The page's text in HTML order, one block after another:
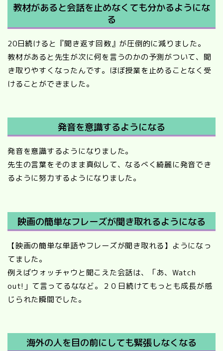
教材があると会話を止めなくても分かるようにな
る
20日続けると『聞き返す回数』が圧倒的に減りました。
教材があると先生が次に何を言うのかの予測がついて、聞
き取りやすくなったんです。ほぼ授業を止めることなく受
けることができました。
発音を意識するようになる
発音を意識するようになりました。
先生の言葉をそのまま真似して、なるべく綺麗に発音でき
るように努力するようになりました。
映画の簡単なフレーズが聞き取れるようになる
【映画の簡単な単語やフレーズが聞き取れる】ようになっ
てました。
例えばウォッチャウと聞こえた会話は、「あ、Watch
out!」て言ってるななど。２０日続けてもっとも成長が感
じられた瞬間でした。
海外の人を目の前にしても緊張しなくなる